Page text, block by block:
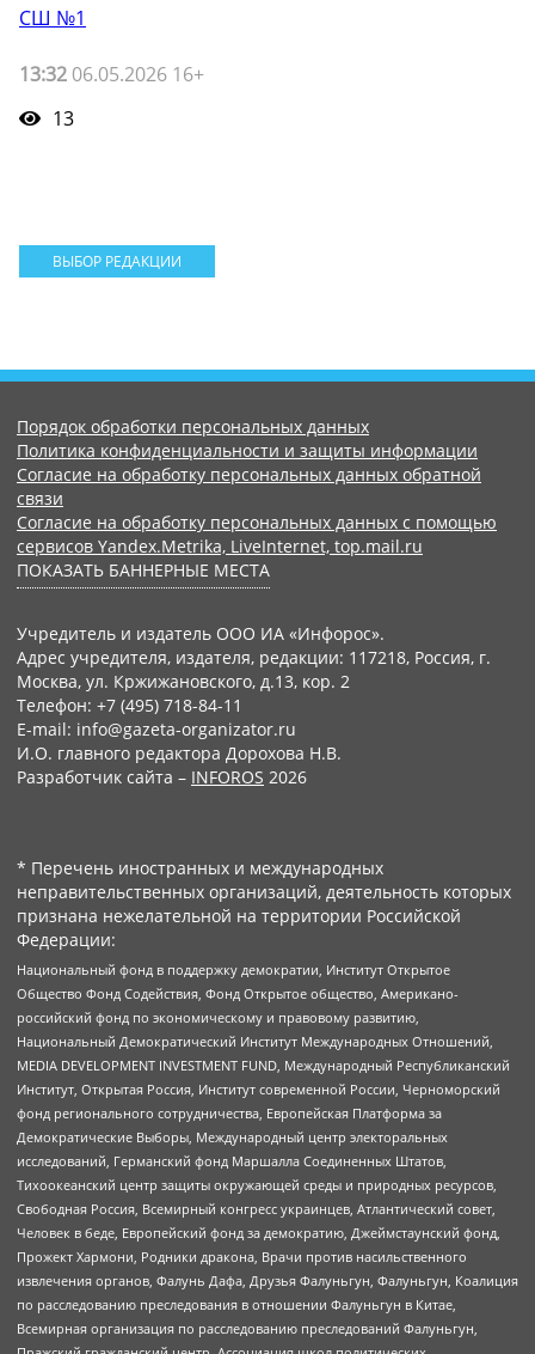
СШ №1
13:32 06.05.2026 16+
13
ВЫБОР РЕДАКЦИИ
Порядок обработки персональных данных
Политика конфиденциальности и защиты информации
Согласие на обработку персональных данных обратной
связи
Согласие на обработку персональных данных с помощью
сервисов Yandex.Metrika, LiveInternet, top.mail.ru
ПОКАЗАТЬ БАННЕРНЫЕ МЕСТА
Учредитель и издатель ООО ИА «Инфорос».
Адрес учредителя, издателя, редакции: 117218, Россия, г.
Москва, ул. Кржижановского, д.13, кор. 2
Телефон: +7 (495) 718-84-11
E-mail: info@gazeta-organizator.ru
И.О. главного редактора Дорохова Н.В.
Разработчик сайта – INFOROS 2026
* Перечень иностранных и международных
неправительственных организаций, деятельность которых
признана нежелательной на территории Российской
Федерации:
Национальный фонд в поддержку демократии, Институт Открытое
Общество Фонд Содействия, Фонд Открытое общество, Американо-
российский фонд по экономическому и правовому развитию,
Национальный Демократический Институт Международных Отношений,
MEDIA DEVELOPMENT INVESTMENT FUND, Международный Республиканский
Институт, Открытая Россия, Институт современной России, Черноморский
фонд регионального сотрудничества, Европейская Платформа за
Демократические Выборы, Международный центр электоральных
исследований, Германский фонд Маршалла Соединенных Штатов,
Тихоокеанский центр защиты окружающей среды и природных ресурсов,
Свободная Россия, Всемирный конгресс украинцев, Атлантический совет,
Человек в беде, Европейский фонд за демократию, Джеймстаунский фонд,
Прожект Хармони, Родники дракона, Врачи против насильственного
извлечения органов, Фалунь Дафа, Друзья Фалуньгун, Фалуньгун, Коалиция
по расследованию преследования в отношении Фалуньгун в Китае,
Всемирная организация по расследованию преследований Фалуньгун,